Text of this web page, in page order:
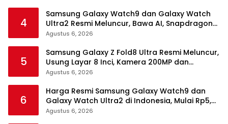
4
Samsung Galaxy Watch9 dan Galaxy Watch
Ultra2 Resmi Meluncur, Bawa AI, Snapdragon
Wear Elite, dan Fitur Kesehatan Baru
Agustus 6, 2026
5
Samsung Galaxy Z Fold8 Ultra Resmi Meluncur,
Usung Layar 8 Inci, Kamera 200MP dan
Snapdragon 8 Elite Gen 5
Agustus 6, 2026
6
Harga Resmi Samsung Galaxy Watch9 dan
Galaxy Watch Ultra2 di Indonesia, Mulai Rp5,9
Jutaan
Agustus 6, 2026